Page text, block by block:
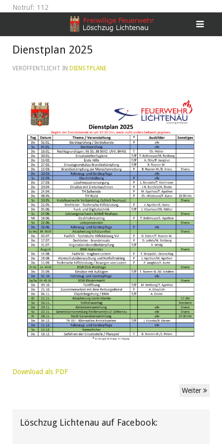
Notruf: 112
Dienstplan 2025
VERÖFFENTLICHT IN DIENSTPLÄNE
Download als PDF
Weiter
Löschzug Lichtenau auf Facebook: